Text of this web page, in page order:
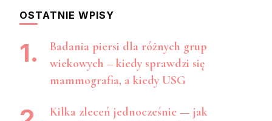
OSTATNIE WPISY
Badania piersi dla różnych grup
wiekowych – kiedy sprawdzi się
mammografia, a kiedy USG
Kilka zleceń jednocześnie — jak